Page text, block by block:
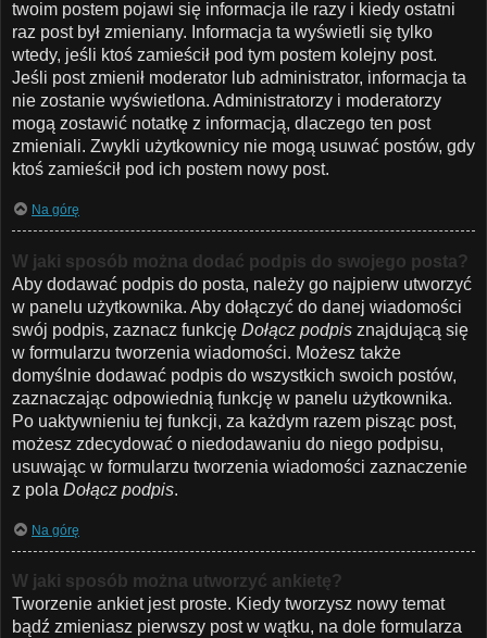
twoim postem pojawi się informacja ile razy i kiedy ostatni
raz post był zmieniany. Informacja ta wyświetli się tylko
wtedy, jeśli ktoś zamieścił pod tym postem kolejny post.
Jeśli post zmienił moderator lub administrator, informacja ta
nie zostanie wyświetlona. Administratorzy i moderatorzy
mogą zostawić notatkę z informacją, dlaczego ten post
zmieniali. Zwykli użytkownicy nie mogą usuwać postów, gdy
ktoś zamieścił pod ich postem nowy post.
Na górę
W jaki sposób można dodać podpis do swojego posta?
Aby dodawać podpis do posta, należy go najpierw utworzyć
w panelu użytkownika. Aby dołączyć do danej wiadomości
swój podpis, zaznacz funkcję Dołącz podpis znajdującą się
w formularzu tworzenia wiadomości. Możesz także
domyślnie dodawać podpis do wszystkich swoich postów,
zaznaczając odpowiednią funkcję w panelu użytkownika.
Po uaktywnieniu tej funkcji, za każdym razem pisząc post,
możesz zdecydować o niedodawaniu do niego podpisu,
usuwając w formularzu tworzenia wiadomości zaznaczenie
z pola Dołącz podpis.
Na górę
W jaki sposób można utworzyć ankietę?
Tworzenie ankiet jest proste. Kiedy tworzysz nowy temat
bądź zmieniasz pierwszy post w wątku, na dole formularza